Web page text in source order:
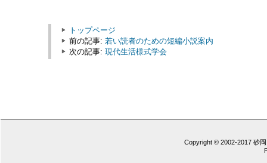
トップページ
前の記事: 若い読者のための短編小説案内
次の記事: 現代生活様式学会
Copyright © 2002-2017 砂